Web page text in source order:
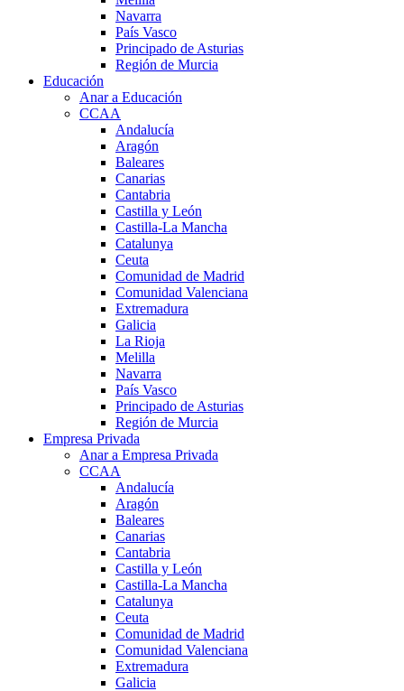
Navarra
País Vasco
Principado de Asturias
Región de Murcia
Educación
Anar a Educación
CCAA
Andalucía
Aragón
Baleares
Canarias
Cantabria
Castilla y León
Castilla-La Mancha
Catalunya
Ceuta
Comunidad de Madrid
Comunidad Valenciana
Extremadura
Galicia
La Rioja
Melilla
Navarra
País Vasco
Principado de Asturias
Región de Murcia
Empresa Privada
Anar a Empresa Privada
CCAA
Andalucía
Aragón
Baleares
Canarias
Cantabria
Castilla y León
Castilla-La Mancha
Catalunya
Ceuta
Comunidad de Madrid
Comunidad Valenciana
Extremadura
Galicia